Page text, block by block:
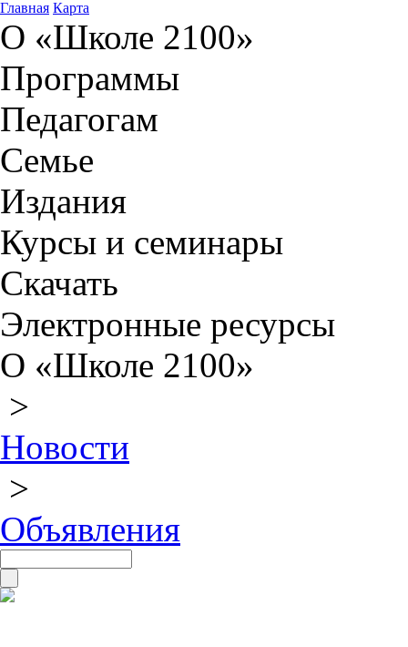
Главная Карта
О «Школе 2100»
Программы
Педагогам
Семье
Издания
Курсы и семинары
Скачать
Электронные ресурсы
О «Школе 2100»
>
Новости
>
Объявления